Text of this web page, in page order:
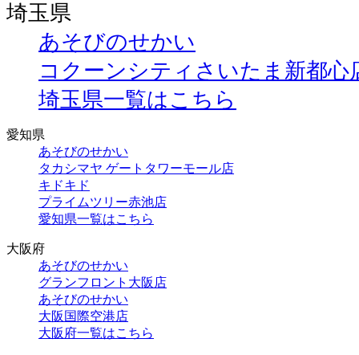
埼玉県
あそびのせかい
コクーンシティさいたま新都心
埼玉県一覧はこちら
愛知県
あそびのせかい
タカシマヤ ゲートタワーモール店
キドキド
プライムツリー赤池店
愛知県一覧はこちら
大阪府
あそびのせかい
グランフロント大阪店
あそびのせかい
大阪国際空港店
大阪府一覧はこちら